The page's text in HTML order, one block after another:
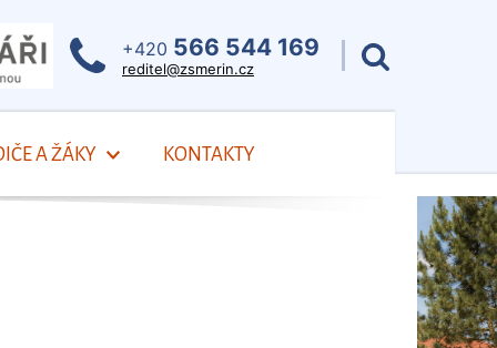
+420 566 544 169
reditel@zsmerin.cz
A ŽÁKY KONTAKTY